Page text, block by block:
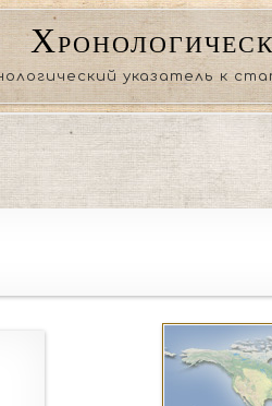
указатель к
из регионов не указан то